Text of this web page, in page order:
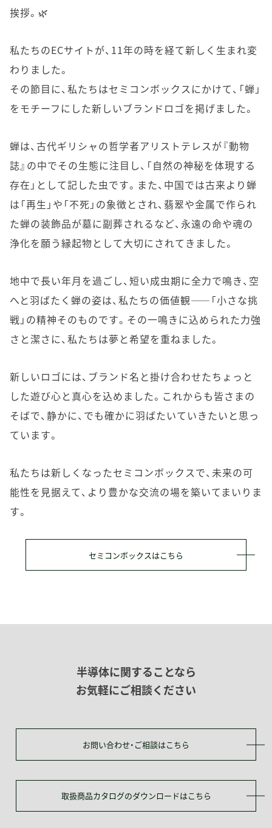
挨拶。🌿
私たちのECサイトが、11年の時を経て新しく生まれ変
わりました。
その節目に、私たちはセミコンボックスにかけて、「蝉」
をモチーフにした新しいブランドロゴを掲げました。
蝉は、古代ギリシャの哲学者アリストテレスが『動物
誌』の中でその生態に注目し、「自然の神秘を体現する
存在」として記した虫です。また、中国では古来より蝉
は「再生」や「不死」の象徴とされ、翡翠や金属で作られ
た蝉の装飾品が墓に副葬されるなど、永遠の命や魂の
浄化を願う縁起物として大切にされてきました。
地中で長い年月を過ごし、短い成虫期に全力で鳴き、空
へと羽ばたく蝉の姿は、私たちの価値観――「小さな挑
戦」の精神そのものです。その一鳴きに込められた力強
さと潔さに、私たちは夢と希望を重ねました。
新しいロゴには、ブランド名と掛け合わせたちょっと
した遊び心と真心を込めました。これからも皆さまの
そばで、静かに、でも確かに羽ばたいていきたいと思っ
ています。
私たちは新しくなったセミコンボックスで、未来の可
能性を見据えて、より豊かな交流の場を築いてまいりま
す。
セミコンボックスはこちら
半導体に関することなら
お気軽にご相談ください
お問い合わせ・ご相談はこちら
取扱商品カタログのダウンロードはこちら